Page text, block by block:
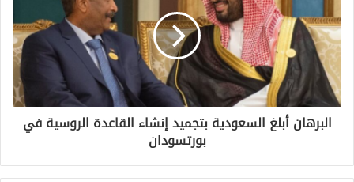
البرهان أبلغ السعودية بتجميد إنشاء القاعدة الروسية في
بورتسودان